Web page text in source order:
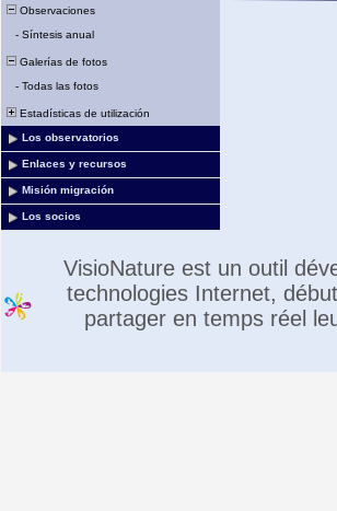
Observaciones
- Síntesis anual
Galerías de fotos
- Todas las fotos
Estadísticas de utilización
Los observatorios
Enlaces y recursos
Misión migración
Los socios
VisioNature est un outil
technologies Internet,
partager en temps réel